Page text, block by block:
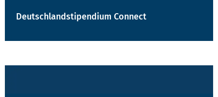
Deutschlandstipendium Connect